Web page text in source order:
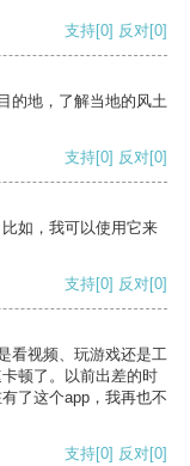
支持[0] 反对[0]
的地，了解当地的风土
支持[0] 反对[0]
如，我可以使用它来
支持[0] 反对[0]
看视频、玩游戏还是工
顿了。以前出差的时
了这个app，我再也不
支持[0] 反对[0]